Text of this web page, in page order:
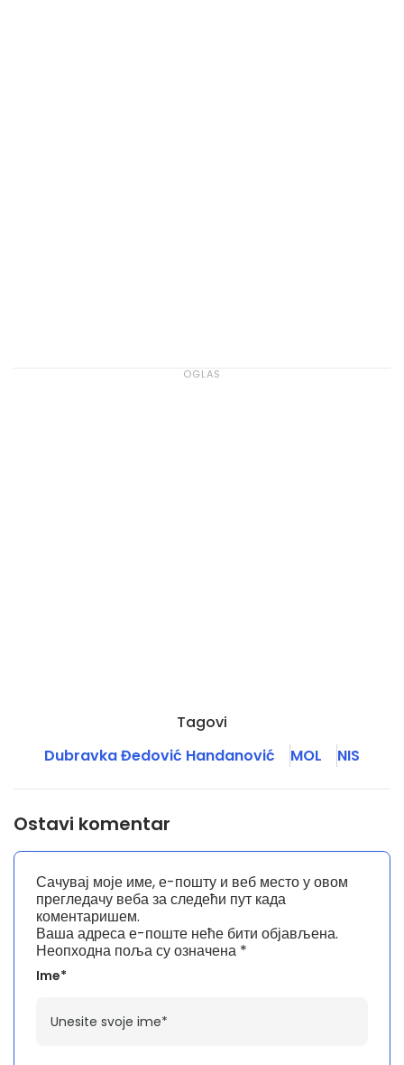
Tagovi
Dubravka Đedović Handanović
MOL NIS
Ostavi komentar
Ваша адреса е-поште неће бити објављена.
Неопходна поља су означена *
Ime*
Сачувај моје име, е-пошту и веб место у овом
прегледачу веба за следећи пут када
коментаришем.